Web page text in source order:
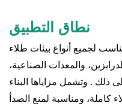
نطاق التطبيق
لجميع أنواع بيئات طلاء
والمعدات الصناعية،
ذلك . وتشمل مزاياها البناء
كاملة، ومناسبة لمنع الصدأ